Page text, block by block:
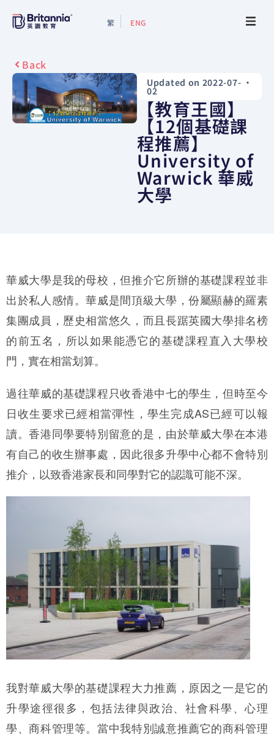
繁 ENG
Events
Study Guide
Study Info
Back
Updated on 2022-07-
02
•
【教育王國】
【12個基礎課
程推薦】
University of
Warwick 華威
大學
華威大學是我的母校，但推介它所辦的基礎課程並非
出於私人感情。華威是間頂級大學，份屬顯赫的羅素
集團成員，歷史相當悠久，而且長踞英國大學排名榜
的前五名，所以如果能憑它的基礎課程直入大學校
門，實在相當划算。
過往華威的基礎課程只收香港中七的學生，但時至今
日收生要求已經相當彈性，學生完成AS已經可以報
讀。香港同學要特別留意的是，由於華威大學在本港
有自己的收生辦事處，因此很多升學中心都不會特別
推介，以致香港家長和同學對它的認識可能不深。
我對華威大學的基礎課程大力推薦，原因之一是它的
升學途徑很多，包括法律與政治、社會科學、心理
學、商科管理等。當中我特別誠意推薦它的商科管理